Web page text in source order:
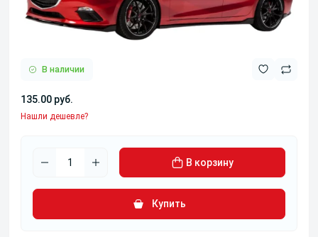
В наличии
135.00 руб.
Нашли дешевле?
В корзину
Купить